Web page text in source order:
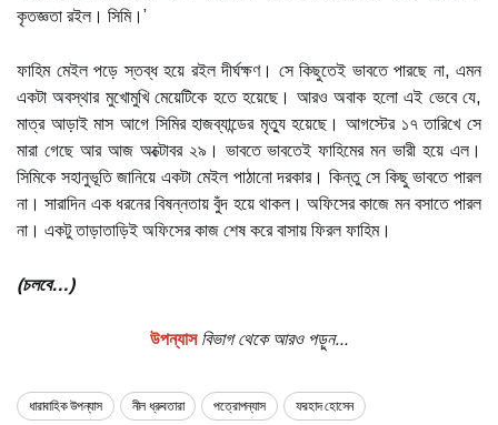
কৃতজ্ঞতা রইল। সিমি।’
ফাহিম মেইল পড়ে স্তব্ধ হয়ে রইল দীর্ঘক্ষণ। সে কিছুতেই ভাবতে পারছে না, এমন
একটা অবস্থার মুখোমুখি মেয়েটিকে হতে হয়েছে। আরও অবাক হলো এই ভেবে যে,
মাত্র আড়াই মাস আগে সিমির হাজব্যান্ডের মৃত্যু হয়েছে। আগস্টের ১৭ তারিখে সে
মারা গেছে আর আজ অক্টোবর ২৯। ভাবতে ভাবতেই ফাহিমের মন ভারী হয়ে এল।
সিমিকে সহানুভূতি জানিয়ে একটা মেইল পাঠানো দরকার। কিন্তু সে কিছু ভাবতে পারল
না। সারাদিন এক ধরনের বিষন্নতায় বুঁদ হয়ে থাকল। অফিসের কাজে মন বসাতে পারল
না। একটু তাড়াতাড়িই অফিসের কাজ শেষ করে বাসায় ফিরল ফাহিম।
(চলবে…)
উপন্যাস বিভাগ থেকে আরও পড়ুন...
ধারাবাহিক উপন্যাস নীল ধ্রুবতারা পত্রোপন্যাস ফরহাদ হোসেন